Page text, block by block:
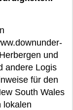
und
andere Logis
für den
South Wales
lokalen